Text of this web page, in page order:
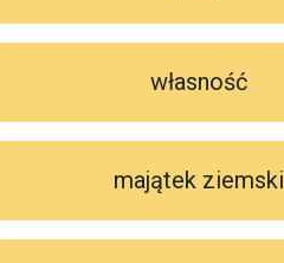
własność
majątek ziemski